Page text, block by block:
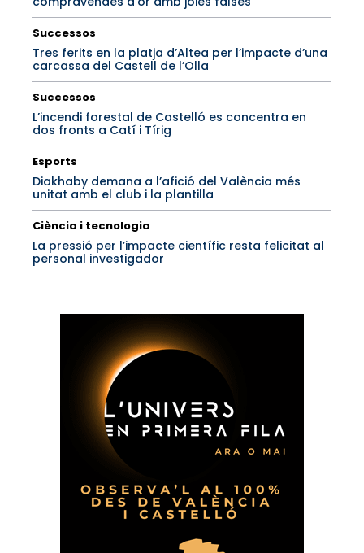
Successos
Tres ferits en la platja d’Altea per l’impacte d’una
carcassa del Castell de l’Olla
Successos
L’incendi forestal de Castelló es concentra en
dos fronts a Catí i Tírig
Esports
Diakhaby demana a l’afició del València més
unitat amb el club i la plantilla
Ciència i tecnologia
La pressió per l’impacte científic resta felicitat al
personal investigador